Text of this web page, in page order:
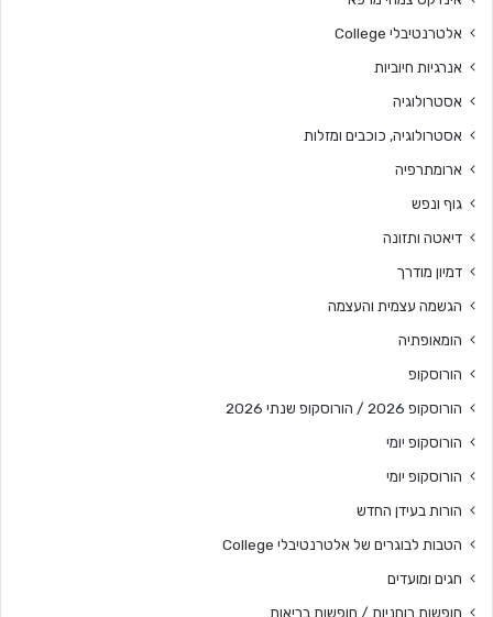
אלטרנטיבלי College
אנרגיות חיוביות
אסטרולוגיה
אסטרולוגיה, כוכבים ומזלות
ארומתרפיה
גוף ונפש
דיאטה ותזונה
דמיון מודרך
הגשמה עצמית והעצמה
הומאופתיה
הורוסקופ
הורוסקופ 2026 / הורוסקופ שנתי 2026
הורוסקופ יומי
הורוסקופ יומי
הורות בעידן החדש
הטבות לבוגרים של אלטרנטיבלי College
חגים ומועדים
חופשות רוחניות / חופשות בריאות